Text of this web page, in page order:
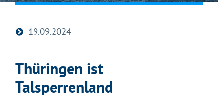
19.09.2024
Thüringen ist
Talsperrenland